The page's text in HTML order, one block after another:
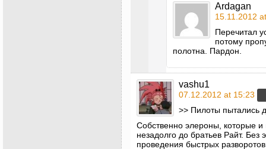
Ardagan
15.11.2012
Перечитал
потому
полотна. Пардон.
vashu1
07.12.2012 at 15:23
>> Пилоты пытались
Собственно элероны, которые и
незадолго до братьев Райт.
проведения быстрых